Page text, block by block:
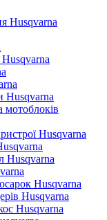
Husqvarna
Husqvarna
Husqvarna
мотоблоків
Husqvarna
Husqvarna
Husqvarna
Husqvarna
Husqvarna